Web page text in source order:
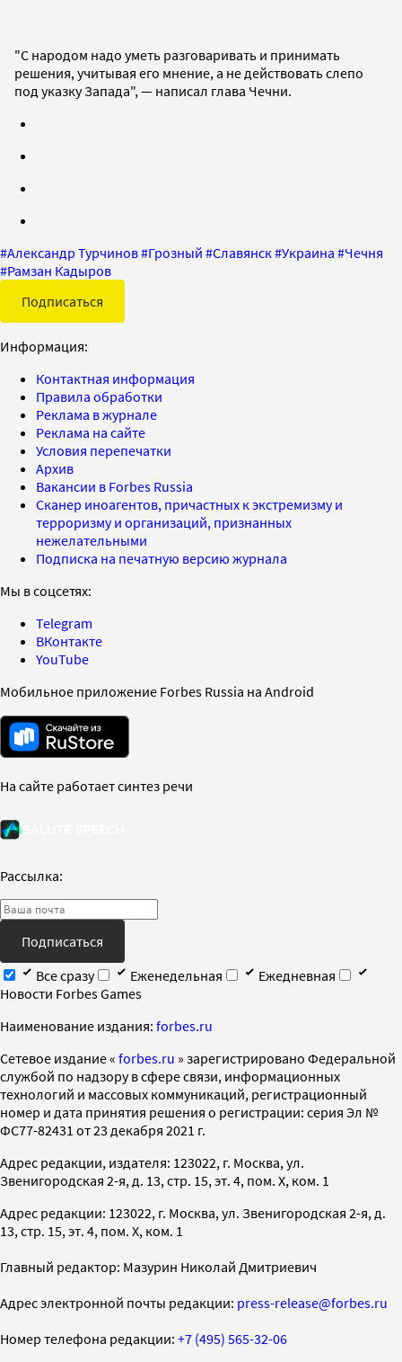
"С народом надо уметь разговаривать и принимать
решения, учитывая его мнение, а не действовать слепо
под указку Запада", — написал глава Чечни.
#Александр Турчинов#Грозный #Славянск#Украина #Чечня
#Рамзан Кадыров
Подписаться
Информация:
Контактная информация
Правила обработки
Реклама в журнале
Реклама на сайте
Условия перепечатки
Архив
Вакансии в Forbes Russia
Сканер иноагентов, причастных к экстремизму и
терроризму и организаций, признанных
нежелательными
Подписка на печатную версию журнала
Мы в соцсетях:
Telegram
ВКонтакте
YouTube
Мобильное приложение Forbes Russia на Android
На сайте работает синтез речи
Рассылка:
Подписаться
Все сразу
Еженедельная
Ежедневная
Новости Forbes Games
Наименование издания: forbes.ru
Cетевое издание « forbes.ru » зарегистрировано Федеральной
службой по надзору в сфере связи, информационных
технологий и массовых коммуникаций, регистрационный
номер и дата принятия решения о регистрации: серия Эл №
ФС77-82431 от 23 декабря 2021 г.
Адрес редакции, издателя: 123022, г. Москва, ул.
Звенигородская 2-я, д. 13, стр. 15, эт. 4, пом. X, ком. 1
Адрес редакции: 123022, г. Москва, ул. Звенигородская 2-я, д.
13, стр. 15, эт. 4, пом. X, ком. 1
Главный редактор: Мазурин Николай Дмитриевич
Адрес электронной почты редакции: press-release@forbes.ru
Номер телефона редакции: +7 (495) 565-32-06